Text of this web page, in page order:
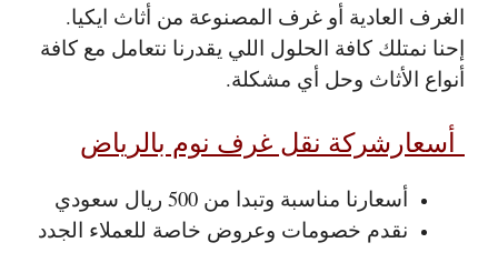
الغرف العادية أو غرف المصنوعة من أثاث ايكيا.
إحنا نمتلك كافة الحلول اللي يقدرنا نتعامل مع كافة
أنواع الأثاث وحل أي مشكلة.
أسعارشركة نقل غرف نوم بالرياض
أسعارنا مناسبة وتبدا من 500 ريال سعودي
نقدم خصومات وعروض خاصة للعملاء الجدد